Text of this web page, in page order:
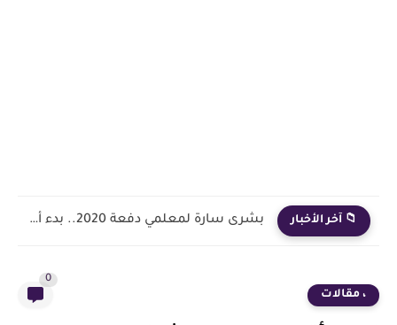
📁 آخر الأخبار بشرى سارة لمعلمي دفعة 2020.. بدء أول خطوة رسمية في...
، مقالات
0